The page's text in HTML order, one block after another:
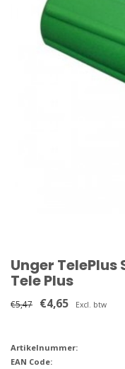
Unger
Tele Plus
€5,47 €4,65 Excl. btw
Artikelnummer:
EAN Code: